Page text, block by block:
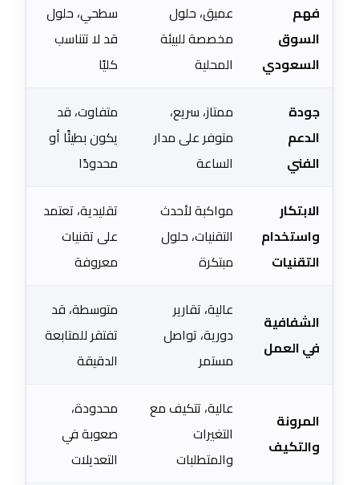
فهم
السوق
السعودي
عميق، حلول
مخصصة للبيئة
المحلية
سطحي، حلول
قد لا تتناسب
كليًا
جودة
الدعم
الفني
ممتاز، سريع،
متوفر على مدار
الساعة
متفاوت، قد
يكون بطيئًا أو
محدودًا
الابتكار
واستخدام
التقنيات
مواكبة لأحدث
التقنيات، حلول
مبتكرة
تقليدية، تعتمد
على تقنيات
معروفة
الشفافية
في العمل
عالية، تقارير
دورية، تواصل
مستمر
متوسطة، قد
تفتقر للمتابعة
الدقيقة
المرونة
والتكيف
عالية، تتكيف مع
التغيرات
والمتطلبات
محدودة،
صعوبة في
التعديلات